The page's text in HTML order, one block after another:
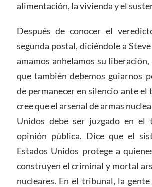
alimentación, la vivienda y el
Después de conocer el
segunda postal, diciéndole a
amamos anhelamos su
que también debemos guiarnos
de permanecer en silencio ante el
cree que el arsenal de armas
Unidos debe ser juzgado en el
opinión pública. Dice que el
Estados Unidos protege a
construyen el criminal y mortal
nucleares. En el tribunal, la